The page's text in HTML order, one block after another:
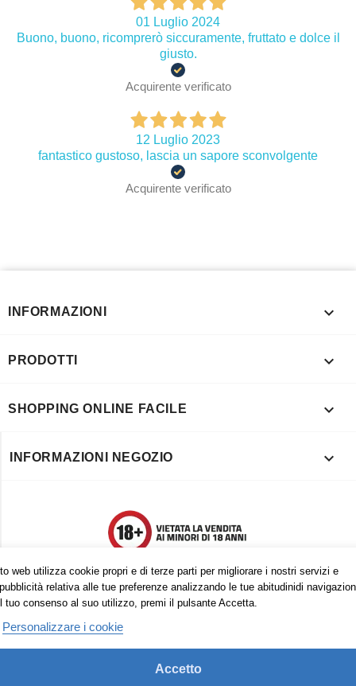
01 Luglio 2024
Buono, buono, ricomprerò siccuramente, fruttato e dolce il
giusto.
Acquirente verificato
12 Luglio 2023
fantastico gustoso, lascia un sapore sconvolgente
Acquirente verificato
web utilizza cookie propri e di terze parti per migliorare i nostri servizi e
relativa alle tue preferenze analizzando le tue abitudinidi
tuo consenso al suo utilizzo, premi il pulsante Accetta.
Personalizzare i cookie
Accetto
INFORMAZIONI 
PRODOTTI 
SHOPPING ONLINE FACILE 
INFORMAZIONI NEGOZIO 
Trovaci anche su: